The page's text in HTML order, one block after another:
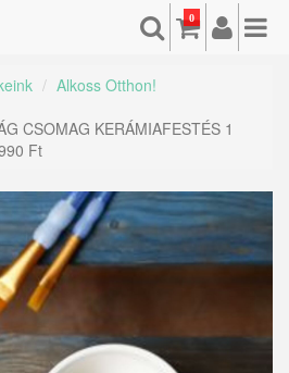
0
Alkoss Otthon!
CSOMAG KERÁMIAFESTÉS 1
Ft